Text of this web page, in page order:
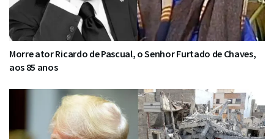
Morre ator Ricardo de Pascual, o Senhor Furtado de Chaves,
aos 85 anos